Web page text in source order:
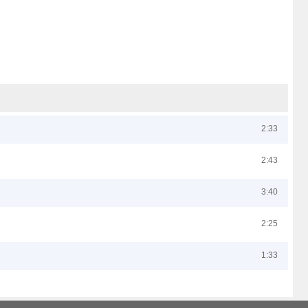
2:33
2:43
3:40
2:25
1:33